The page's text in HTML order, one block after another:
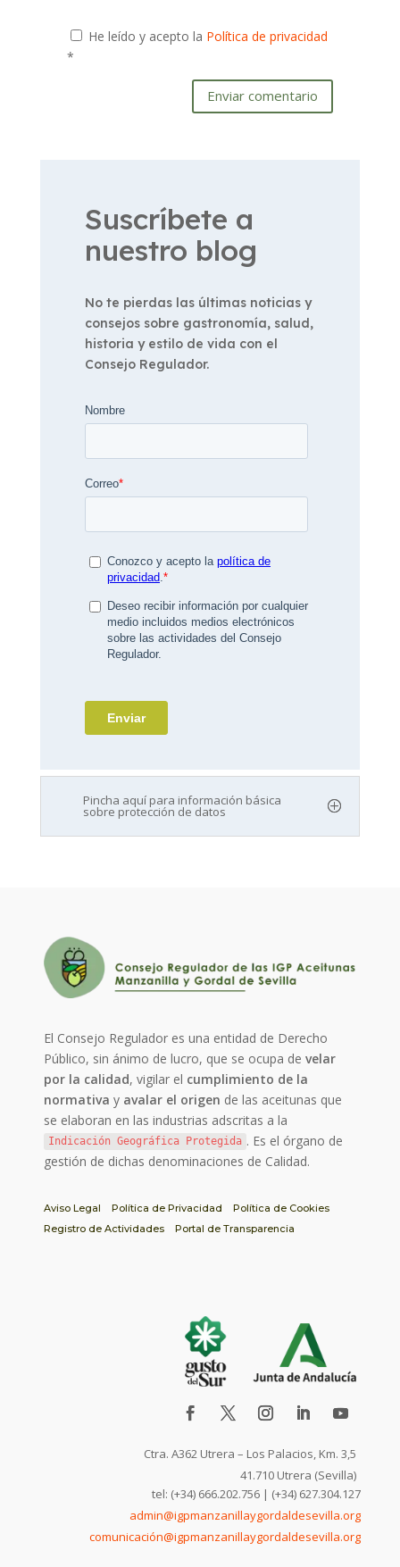
He leído y acepto la Política de privacidad
*
Enviar comentario
Suscríbete a
nuestro blog
No te pierdas las últimas noticias y
consejos sobre gastronomía, salud,
historia y estilo de vida con el
Consejo Regulador.
Pincha aquí para información básica
sobre protección de datos
El Consejo Regulador es una entidad de Derecho
Público, sin ánimo de lucro, que se ocupa develar
por la calidad, vigilar el cumplimiento de la
normativa y avalar el origen de las aceitunas que
se elaboran en las industrias adscritas a la
Indicación Geográfica Protegida . Es el órgano de
gestión de dichas denominaciones de Calidad.
Aviso Legal Política de Privacidad
Política de Cookies
Registro de Actividades
Portal de Transparencia
Ctra. A362 Utrera – Los Palacios, Km. 3,5
41.710 Utrera (Sevilla)
tel: (+34) 666.202.756 | (+34) 627.304.127
admin@igpmanzanillaygordaldesevilla.org
comunicación@igpmanzanillaygordaldesevilla.org